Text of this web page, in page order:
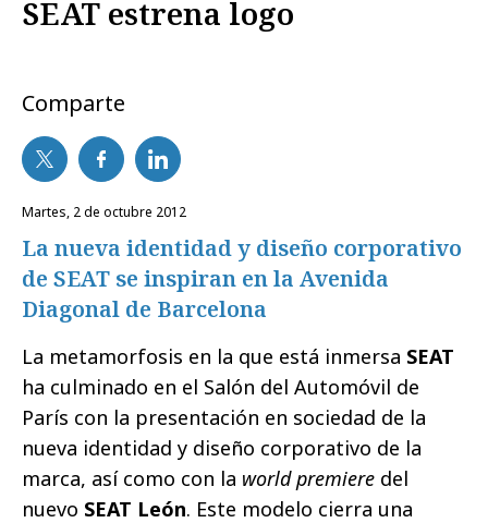
SEAT estrena logo
Comparte
martes, 2 de octubre 2012
La nueva identidad y diseño corporativo
de SEAT se inspiran en la Avenida
Diagonal de Barcelona
La metamorfosis en la que está inmersa SEAT
ha culminado en el Salón del Automóvil de
París con la presentación en sociedad de la
nueva identidad y diseño corporativo de la
marca, así como con la world premiere del
nuevo SEAT León. Este modelo cierra una